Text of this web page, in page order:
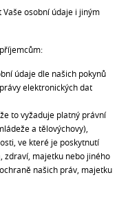
osobní údaje i jiným
údaje dle našich pokynů
elektronických dat
to vyžaduje platný právní
a tělovýchovy),
ve které je poskytnutí
zdraví, majetku nebo jiného
našich práv, majetku